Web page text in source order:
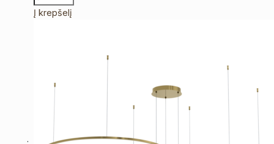
Į krepšelį